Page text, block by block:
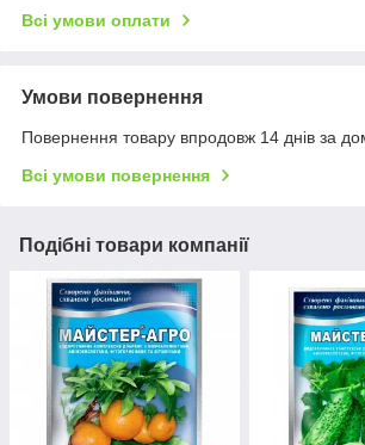
Всі умови оплати
Умови повернення
Повернення товару впродовж 14 днів за
Всі умови повернення
Подібні товари компанії